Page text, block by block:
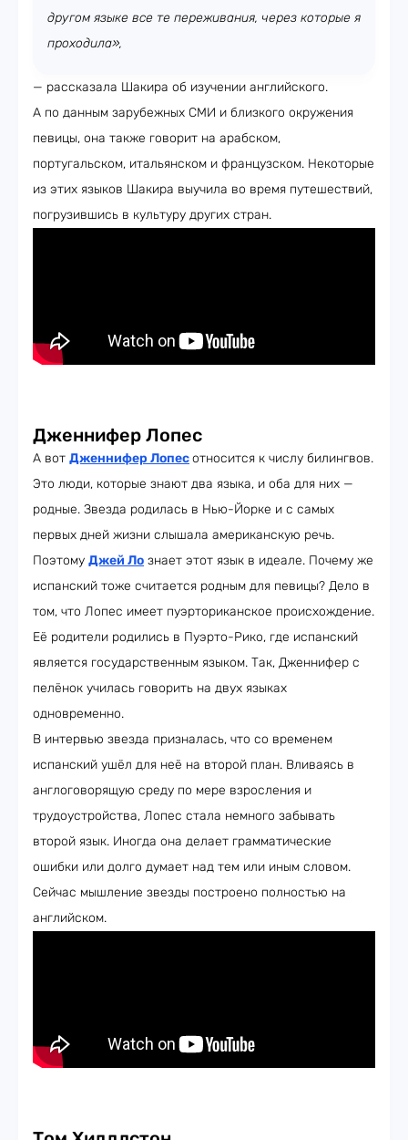
другом языке все те переживания, через которые я
проходила»,
— рассказала Шакира об изучении английского.
А по данным зарубежных СМИ и близкого окружения
певицы, она также говорит на арабском,
португальском, итальянском и французском. Некоторые
из этих языков Шакира выучила во время путешествий,
погрузившись в культуру других стран.
Дженнифер Лопес
А вот Дженнифер Лопесотносится к числу билингвов.
Это люди, которые знают два языка, и оба для них —
родные. Звезда родилась в Нью-Йорке и с самых
первых дней жизни слышала американскую речь.
Поэтому Джей Ло знает этот язык в идеале. Почему же
испанский тоже считается родным для певицы? Дело в
том, что Лопес имеет пуэрториканское происхождение.
Её родители родились в Пуэрто-Рико, где испанский
является государственным языком. Так, Дженнифер с
пелёнок училась говорить на двух языках
одновременно.
В интервью звезда призналась, что со временем
испанский ушёл для неё на второй план. Вливаясь в
англоговорящую среду по мере взросления и
трудоустройства, Лопес стала немного забывать
второй язык. Иногда она делает грамматические
ошибки или долго думает над тем или иным словом.
Сейчас мышление звезды построено полностью на
английском.